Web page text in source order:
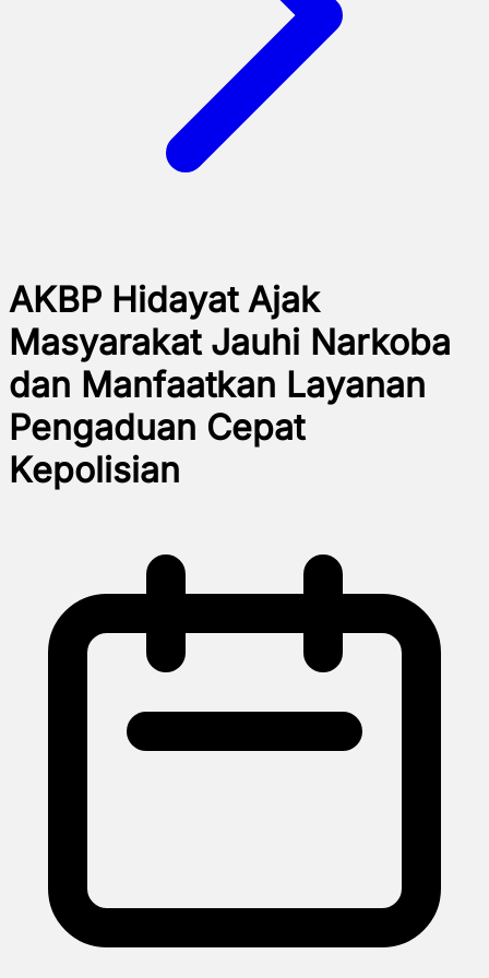
AKBP Hidayat Ajak
Masyarakat Jauhi Narkoba
dan Manfaatkan Layanan
Pengaduan Cepat
Kepolisian